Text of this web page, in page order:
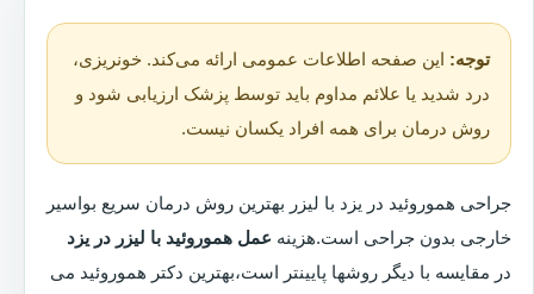
توجه: این صفحه اطلاعات عمومی ارائه می‌کند. خونریزی،
درد شدید یا علائم مداوم باید توسط پزشک ارزیابی شود و
روش درمان برای همه افراد یکسان نیست.
جراحی هموروئید در یزد با لیزر بهترین روش درمان سریع بواسیر
خارجی بدون جراحی است.هزینه عمل هموروئید با لیزر در یزد
در مقایسه با دیگر روشها پایینتر است،بهترین دکتر هموروئید می